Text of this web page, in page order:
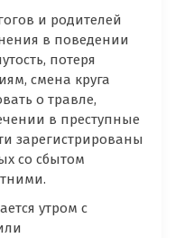
и родителей
в поведении
потеря
смена круга
о травле,
в преступные
зарегистрированы
со сбытом
утром с